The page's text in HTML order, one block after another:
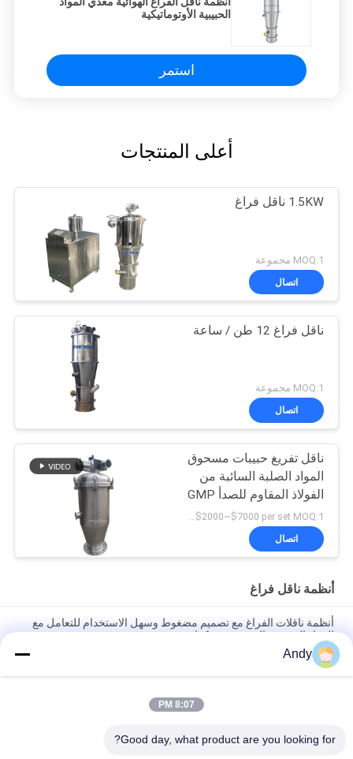
الحبيبية الأوتوماتيكية
استمر
أعلى المنتجات
1.5KW ناقل فراغ
MOQ:1 مجموعة
اتصال
ناقل فراغ 12 طن / ساعة
MOQ:1 مجموعة
اتصال
ناقل تفريغ حبيبات مسحوق
المواد الصلبة السائبة من
الفولاذ المقاوم للصدأ GMP
USD$2000~$7000 per set MOQ:1 مجموعة
اتصال
أنظمة ناقل فراغ
أنظمة ناقلات الفراغ مع تصميم مضغوط وسهل الاستخدام للتعامل مع
المواد الحبيبية وال مسحوق بكفاءة
أنظمة النقل الفراغي الآلية للتغذية والتفريغ المستمر للمواد الحبيبية في
العمليات الصناعية
أنظمة النقل بالشفط مصممة لنقل المواد البودرة والحبيبية بأمان
Andy
8:07 PM
Good day, what product are you looking for?